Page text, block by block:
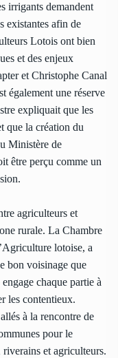
irrigants demandent
existantes afin de
Lotois ont bien
et des enjeux
et Christophe Canal
également une réserve
expliquait que les
que la création du
Ministère de
être perçu comme un
agriculteurs et
rurale. La Chambre
lotoise, a
bon voisinage que
chaque partie à
les contentieux.
à la rencontre de
pour le
riverains et agriculteurs.